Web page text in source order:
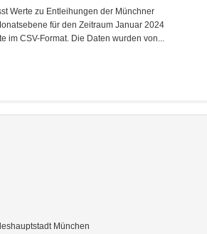
Werte zu Entleihungen der Münchner
für den Zeitraum Januar 2024
im CSV-Format. Die Daten wurden von...
München